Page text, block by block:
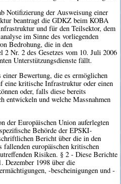
Notifizierung der Ausweisung einer
beantragt die GDKZ beim KOBA
und für den Teilsektor, dem
im Sinne des vorliegenden
Bedrohung, die in den
Nr. 2 des Gesetzes vom 10. Juli 2006
Unterstützungsdienste fällt.
einer Bewertung, die es ermöglichen
eine kritische Infrastruktur oder einen
oder, falls diese bereits
entwickeln und welche Massnahmen
der Europäischen Union auferlegten
Behörde der EPSKI-
Bericht über die in den
europäischen kritischen
Risiken. § 2 - Diese Berichte
Dezember 1998 über die
-bescheinigungen und -